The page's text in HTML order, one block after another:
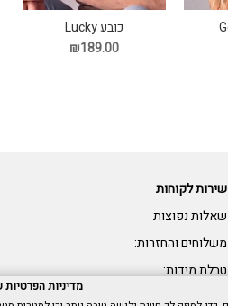
כובע Lucky
₪189.00
שירות לקוחות
שאלות נפוצות
משלוחים והחזרות:
טבלת מידות:
נגישות:
מדיניות הפרטיות